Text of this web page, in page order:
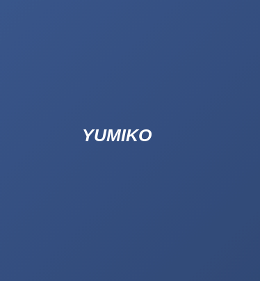
YUMIKO